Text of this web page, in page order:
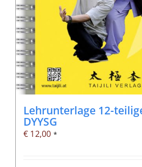
Lehrunterlage 12-
DYYSG
€ 12,00 *